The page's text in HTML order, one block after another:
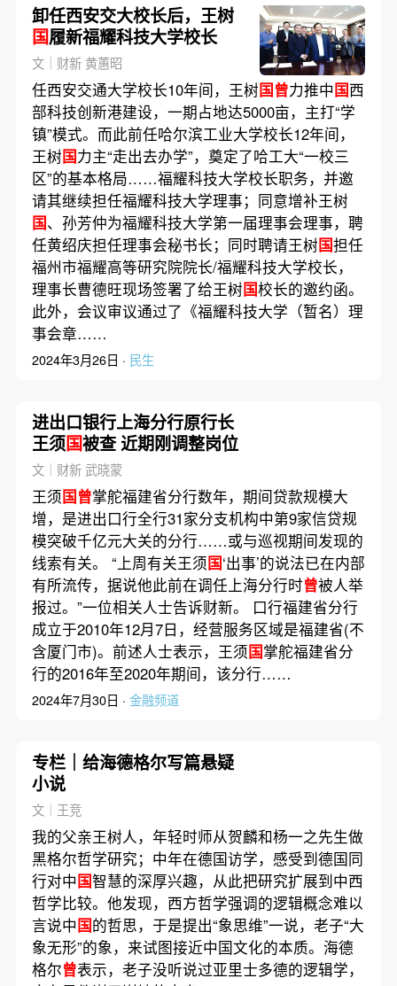
卸任西安交大校长后，王树
国履新福耀科技大学校长
文｜财新 黄蕙昭
任西安交通大学校长10年间，王树国曾力推中国西
部科技创新港建设，一期占地达5000亩，主打“学
镇”模式。而此前任哈尔滨工业大学校长12年间，
王树国力主“走出去办学”，奠定了哈工大“一校三
区”的基本格局……福耀科技大学校长职务，并邀
请其继续担任福耀科技大学理事；同意增补王树
国、孙芳仲为福耀科技大学第一届理事会理事，聘
任黄绍庆担任理事会秘书长；同时聘请王树国担任
福州市福耀高等研究院院长/福耀科技大学校长，
理事长曹德旺现场签署了给王树国校长的邀约函。
此外，会议审议通过了《福耀科技大学（暂名）理
事会章……
2024年3月26日 · 民生
进出口银行上海分行原行长
王须国被查 近期刚调整岗位
文｜财新 武晓蒙
王须国曾掌舵福建省分行数年，期间贷款规模大
增，是进出口行全行31家分支机构中第9家信贷规
模突破千亿元大关的分行……或与巡视期间发现的
线索有关。 “上周有关王须国‘出事’的说法已在内部
有所流传，据说他此前在调任上海分行时曾被人举
报过。”一位相关人士告诉财新。 口行福建省分行
成立于2010年12月7日，经营服务区域是福建省(不
含厦门市)。前述人士表示，王须国掌舵福建省分
行的2016年至2020年期间，该分行……
2024年7月30日 · 金融频道
专栏｜给海德格尔写篇悬疑
小说
文｜王竞
我的父亲王树人，年轻时师从贺麟和杨一之先生做
黑格尔哲学研究；中年在德国访学，感受到德国同
行对中国智慧的深厚兴趣，从此把研究扩展到中西
哲学比较。他发现，西方哲学强调的逻辑概念难以
言说中国的哲思，于是提出“象思维”一说，老子“大
象无形”的象，来试图接近中国文化的本质。海德
格尔曾表示，老子没听说过亚里士多德的逻辑学，